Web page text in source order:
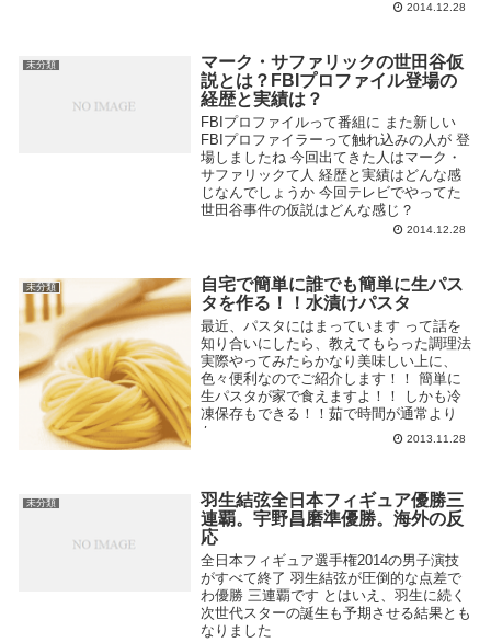
2014.12.28
未分類
マーク・サファリックの世田谷仮
説とは？FBIプロファイル登場の
経歴と実績は？
FBIプロファイルって番組に また新しい
FBIプロファイラーって触れ込みの人が 登
場しましたね 今回出てきた人はマーク・
サファリックて人 経歴と実績はどんな感
じなんでしょうか 今回テレビでやってた
世田谷事件の仮説はどんな感じ？
2014.12.28
未分類
自宅で簡単に誰でも簡単に生パス
タを作る！！水漬けパスタ
最近、パスタにはまっています って話を
知り合いにしたら、教えてもらった調理法
実際やってみたらかなり美味しい上に、
色々便利なのでご紹介します！！ 簡単に
生パスタが家で食えますよ！！ しかも冷
凍保存もできる！！茹で時間が通常より
か...
2013.11.28
未分類
羽生結弦全日本フィギュア優勝三
連覇。宇野昌磨準優勝。海外の反
応
全日本フィギュア選手権2014の男子演技
がすべて終了 羽生結弦が圧倒的な点差で
わ優勝 三連覇です とはいえ、羽生に続く
次世代スターの誕生も予期させる結果とも
なりました